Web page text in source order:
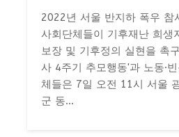
2022년 서울 반지하 폭우 참
사회단체들이 기후재난 희생
보장 및 기후정의 실현을 촉
사 4주기 추모행동'과 노동·빈
체들은 7일 오전 11시 서울
군 동...